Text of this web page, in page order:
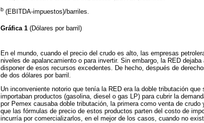
b (EBITDA-impuestos)/barriles.
Gráfica 1 (Dólares por barril)
En el mundo, cuando el precio del crudo es alto, las empresas
niveles de apalancamiento o para invertir. Sin embargo, la RED
disponer de esos recursos excedentes. De hecho, después de
de dos dólares por barril.
Un inconveniente notorio que tenía la RED era la doble tributación
importaban productos (gasolina, diesel o gas LP) para cubrir la
por Pemex causaba doble tributación, la primera como venta de
que las fórmulas de precio de estos productos parten del costo de
incurría por comercializarlos, en el mejor de los casos, cuando no